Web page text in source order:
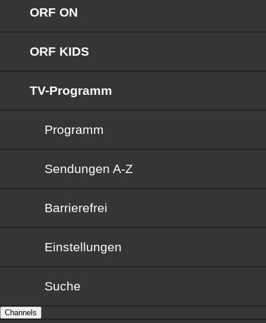
ORF ON
ORF KIDS
TV-Programm
Programm
Sendungen von A bis Z
Sendungen A-Z
Barrierefrei
Barrierefrei
Einstellungen
Suche
Channels